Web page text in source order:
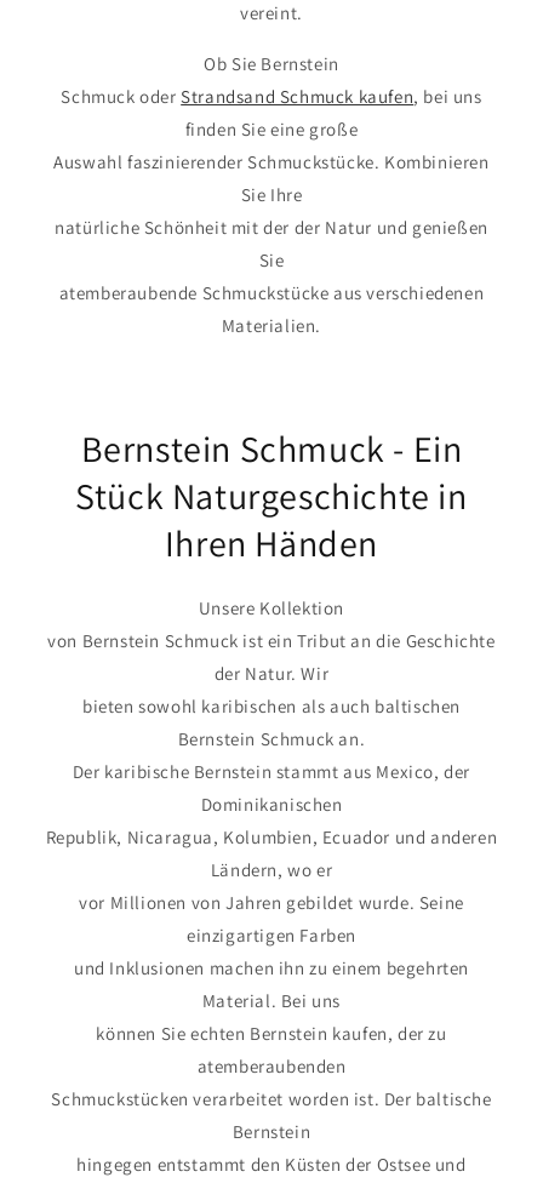
vereint.
Ob Sie Bernstein
Schmuck oderStrandsand Schmuck kaufen, bei uns
finden Sie eine große
Auswahl faszinierender Schmuckstücke. Kombinieren
Sie Ihre
natürliche Schönheit mit der der Natur und genießen
Sie
atemberaubende Schmuckstücke aus verschiedenen
Materialien.
Bernstein Schmuck - Ein
Stück Naturgeschichte in
Ihren Händen
Unsere Kollektion
von Bernstein Schmuck ist ein Tribut an die Geschichte
der Natur. Wir
bieten sowohl karibischen als auch baltischen
Bernstein Schmuck an.
Der karibische Bernstein stammt aus Mexico, der
Dominikanischen
Republik, Nicaragua, Kolumbien, Ecuador und anderen
Ländern, wo er
vor Millionen von Jahren gebildet wurde. Seine
einzigartigen Farben
und Inklusionen machen ihn zu einem begehrten
Material. Bei uns
können Sie echten Bernstein kaufen, der zu
atemberaubenden
Schmuckstücken verarbeitet worden ist. Der baltische
Bernstein
hingegen entstammt den Küsten der Ostsee und